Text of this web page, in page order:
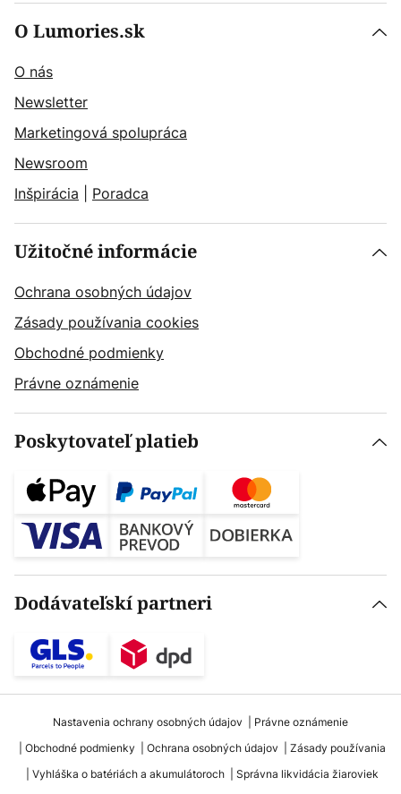
O Lumories.sk
O nás
Newsletter
Marketingová spolupráca
Newsroom
Inšpirácia
Poradca
Užitočné informácie
Ochrana osobných údajov
Zásady používania cookies
Obchodné podmienky
Právne oznámenie
Poskytovateľ platieb
Dodávateľskí partneri
Nastavenia ochrany osobných údajov
Právne oznámenie
Obchodné podmienky
Ochrana osobných údajov
Zásady používania
Vyhláška o batériách a akumulátoroch
Správna likvidácia žiaroviek